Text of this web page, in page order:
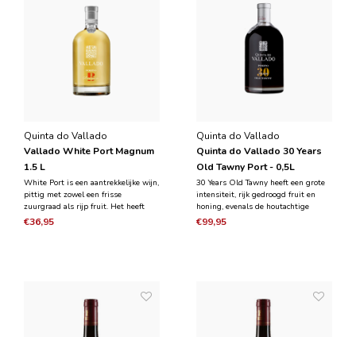
Quinta do Vallado
Vallado White Port Magnum
1.5 L
White Port is een aantrekkelijke wijn,
pittig met zowel een frisse
zuurgraad als rijp fruit. Het heeft
een rijk karakter. Zeer fris en intens
€36,95
Quinta do Vallado
Quinta do Vallado 30 Years
Old Tawny Port - 0,5L
30 Years Old Tawny heeft een grote
intensiteit, rijk gedroogd fruit en
honing, evenals de houtachtige
smaken van de lange rijping in het
€99,95